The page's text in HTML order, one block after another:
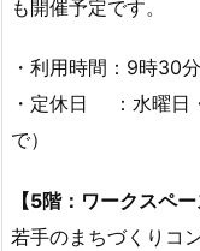
も開催予定です。
・利用時間：9時30
・定休日 ：水曜日
で）
【5階：ワークスペー
若手のまちづくりコ